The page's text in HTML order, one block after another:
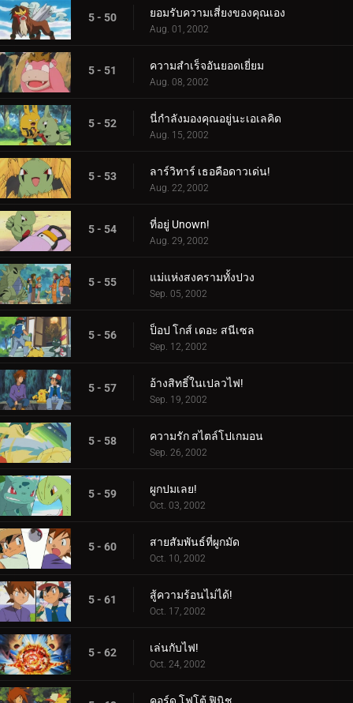
5 - 50 ยอมรับความเสี่ยงของคุณเอง
Aug. 01, 2002
5 - 51 ความสำเร็จอันยอดเยี่ยม
Aug. 08, 2002
5 - 52 นี่กำลังมองคุณอยู่นะเอเลคิด
Aug. 15, 2002
5 - 53 ลาร์วิทาร์ เธอคือดาวเด่น!
Aug. 22, 2002
5 - 54 ที่อยู่ Unown!
Aug. 29, 2002
5 - 55 แม่แห่งสงครามทั้งปวง
Sep. 05, 2002
5 - 56 ป็อป โกส์ เดอะ สนีเซล
Sep. 12, 2002
5 - 57 อ้างสิทธิ์ในเปลวไฟ!
Sep. 19, 2002
5 - 58 ความรัก สไตล์โปเกมอน
Sep. 26, 2002
5 - 59 ผูกปมเลย!
Oct. 03, 2002
5 - 60 สายสัมพันธ์ที่ผูกมัด
Oct. 10, 2002
5 - 61 สู้ความร้อนไม่ได้!
Oct. 17, 2002
5 - 62 เล่นกับไฟ!
Oct. 24, 2002